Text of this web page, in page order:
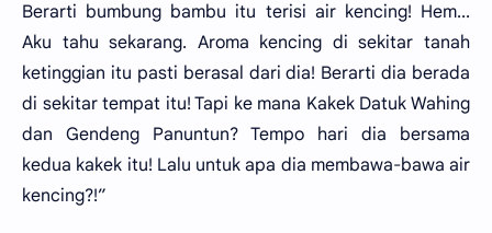
Berarti bumbung bambu itu terisi air kencing! Hem...
Aku tahu sekarang. Aroma kencing di sekitar tanah
ketinggian itu pasti berasal dari dia! Berarti dia berada
di sekitar tempat itu! Tapi ke mana Kakek Datuk Wahing
dan Gendeng Panuntun? Tempo hari dia bersama
kedua kakek itu! Lalu untuk apa dia membawa-bawa air
kencing?!”